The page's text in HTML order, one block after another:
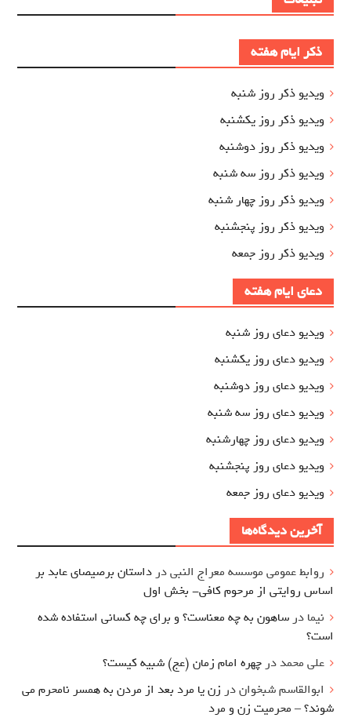
ذکر ایام هفته
ویدیو ذکر روز شنبه
ویدیو ذکر روز یکشنبه
ویدیو ذکر روز دوشنبه
ویدیو ذکر روز سه شنبه
ویدیو ذکر روز چهار شنبه
ویدیو ذکر روز پنجشنبه
ویدیو ذکر روز جمعه
دعای ایام هفته
ویدیو دعای روز شنبه
ویدیو دعای روز یکشنبه
ویدیو دعای روز دوشنبه
ویدیو دعای روز سه شنبه
ویدیو دعای روز چهارشنبه
ویدیو دعای روز پنجشنبه
ویدیو دعای روز جمعه
آخرین دیدگاه‌ها
روابط عمومی موسسه معراج النبیدر داستان برصیصای عابد بر
اساس روایتی از مرحوم کافی- بخش اول
نیما در ساهون به چه معناست؟ و برای چه کسانی استفاده شده
است؟
علی محمددر چهره امام زمان (عج) شبیه کیست؟
ابوالقاسم شبخواندر زن یا مرد بعد از مردن به همسر نامحرم می
شوند؟ – محرمیت زن و مرد